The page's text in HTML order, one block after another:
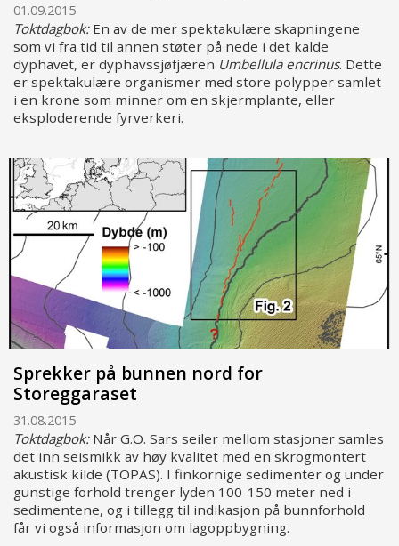
01.09.2015
Toktdagbok: En av de mer spektakulære skapningene
som vi fra tid til annen støter på nede i det kalde
dyphavet, er dyphavssjøfjæren Umbellula encrinus. Dette
er spektakulære organismer med store polypper samlet
i en krone som minner om en skjermplante, eller
eksploderende fyrverkeri.
Sprekker på bunnen nord for
Storeggaraset
31.08.2015
Toktdagbok: Når G.O. Sars seiler mellom stasjoner samles
det inn seismikk av høy kvalitet med en skrogmontert
akustisk kilde (TOPAS). I finkornige sedimenter og under
gunstige forhold trenger lyden 100-150 meter ned i
sedimentene, og i tillegg til indikasjon på bunnforhold
får vi også informasjon om lagoppbygning.